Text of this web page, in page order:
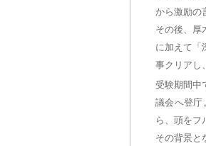
から激励の
その後、厚
に加えて「
事クリアし
受験期間中
議会へ登庁
ら、頭をフ
その背景と